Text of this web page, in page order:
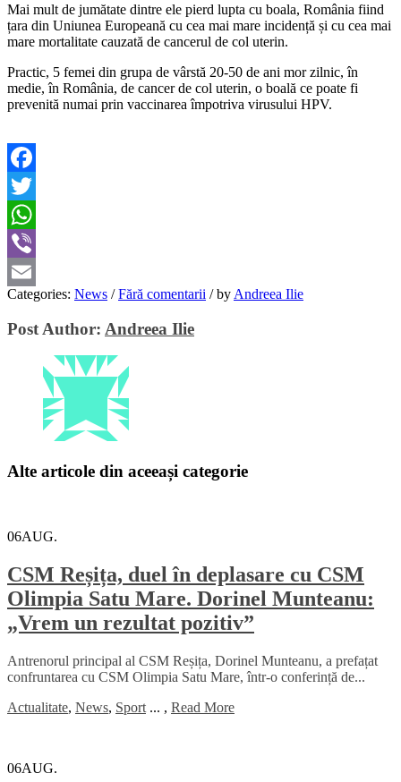
Mai mult de jumătate dintre ele pierd lupta cu boala, România fiind
țara din Uniunea Europeană cu cea mai mare incidență și cu cea mai
mare mortalitate cauzată de cancerul de col uterin.
Practic, 5 femei din grupa de vârstă 20-50 de ani mor zilnic, în
medie, în România, de cancer de col uterin, o boală ce poate fi
prevenită numai prin vaccinarea împotriva virusului HPV.
Facebook
Twitter
WhatsApp
Viber
Email
Categories: News / Fără comentarii /by Andreea Ilie
Post Author: Andreea Ilie
Alte articole din aceeași categorie
06AUG.
CSM Reșița, duel în deplasare cu CSM
Olimpia Satu Mare. Dorinel Munteanu:
„Vrem un rezultat pozitiv”
Antrenorul principal al CSM Reșița, Dorinel Munteanu, a prefațat
confruntarea cu CSM Olimpia Satu Mare, într-o conferință de...
Actualitate, News, Sport ... , Read More
06AUG.